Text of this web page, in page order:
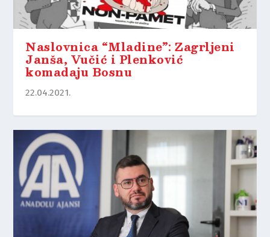
Naslovnica “Mladine”: Zagrljeni
Janša, Vučić i Plenković
komadaju Bosnu
22.04.2021.